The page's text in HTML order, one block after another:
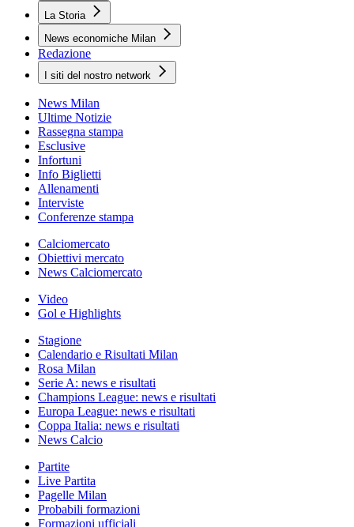
La Storia
News economiche Milan
Redazione
I siti del nostro network
News Milan
Ultime Notizie
Rassegna stampa
Esclusive
Infortuni
Info Biglietti
Allenamenti
Interviste
Conferenze stampa
Calciomercato
Obiettivi mercato
News Calciomercato
Video
Gol e Highlights
Stagione
Calendario e Risultati Milan
Rosa Milan
Serie A: news e risultati
Champions League: news e risultati
Europa League: news e risultati
Coppa Italia: news e risultati
News Calcio
Partite
Live Partita
Pagelle Milan
Probabili formazioni
Formazioni ufficiali